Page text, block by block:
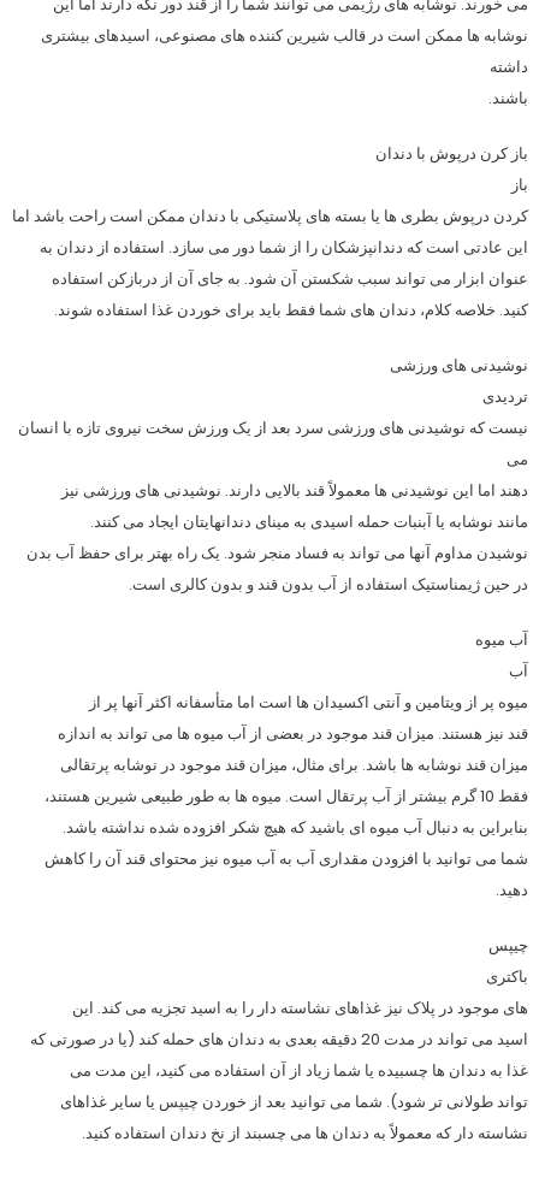
نوشابه ها ممکن است در قالب شیرین کننده های مصنوعی، اسیدهای بیشتری
داشته
باشند.
باز کرن درپوش با دندان
باز
کردن درپوش بطری ها یا بسته های پلاستیکی با دندان ممکن است راحت باشد اما
این عادتی است که دندانپزشکان را از شما دور می سازد. استفاده از دندان به
عنوان ابزار می تواند سبب شکستن آن شود. به جای آن از دربازکن استفاده
کنید. خلاصه کلام، دندان های شما فقط باید برای خوردن غذا استفاده شوند.
نوشیدنی های ورزشی
تردیدی
نیست که نوشیدنی های ورزشی سرد بعد از یک ورزش سخت نیروی تازه با انسان
می
دهند اما این نوشیدنی ها معمولاً قند بالایی دارند. نوشیدنی های ورزشی نیز
مانند نوشابه یا آبنبات حمله اسیدی به مینای دندانهایتان ایجاد می کنند.
نوشیدن مداوم آنها می تواند به فساد منجر شود. یک راه بهتر برای حفظ آب بدن
در حین ژیمناستیک استفاده از آب بدون قند و بدون کالری است.
آب میوه
آب
میوه پر از ویتامین و آنتی اکسیدان ها است اما متأسفانه اکثر آنها پر از
قند نیز هستند. میزان قند موجود در بعضی از آب میوه ها می تواند به اندازه
میزان قند نوشابه ها باشد. برای مثال، میزان قند موجود در نوشابه پرتقالی
فقط 10 گرم بیشتر از آب پرتقال است. میوه ها به طور طبیعی شیرین هستند،
بنابراین به دنبال آب میوه ای باشید که هیچ شکر افزوده شده نداشته باشد.
شما می توانید با افزودن مقداری آب به آب میوه نیز محتوای قند آن را کاهش
دهید.
چیپس
باکتری
های موجود در پلاک نیز غذاهای نشاسته دار را به اسید تجزیه می کند. این
اسید می تواند در مدت 20 دقیقه بعدی به دندان های حمله کند (یا در صورتی که
غذا به دندان ها چسبیده یا شما زیاد از آن استفاده می کنید، این مدت می
تواند طولانی تر شود). شما می توانید بعد از خوردن چیپس یا سایر غذاهای
نشاسته دار که معمولاً به دندان ها می چسبند از نخ دندان استفاده کنید.